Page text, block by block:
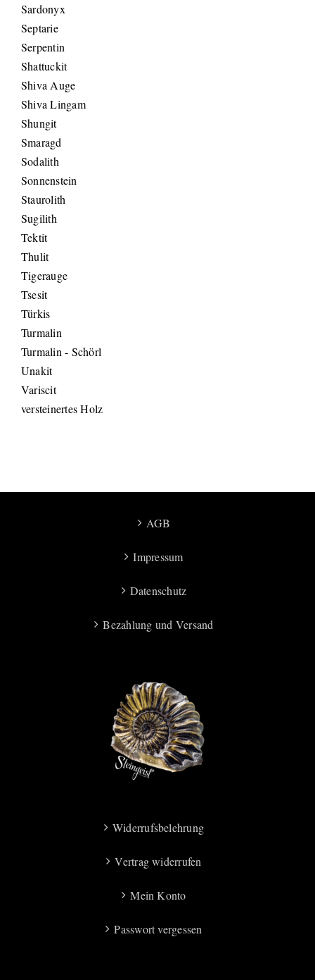
Sardonyx
Septarie
Serpentin
Shattuckit
Shiva Auge
Shiva Lingam
Shungit
Smaragd
Sodalith
Sonnenstein
Staurolith
Sugilith
Tektit
Thulit
Tigerauge
Tsesit
Türkis
Turmalin
Turmalin - Schörl
Unakit
Variscit
versteinertes Holz
AGB
Impressum
Datenschutz
Bezahlung und Versand
Widerrufsbelehrung
Vertrag widerrufen
Mein Konto
Passwort vergessen